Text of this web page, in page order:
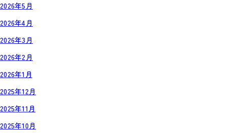
2026年5月
2026年4月
2026年3月
2026年2月
2026年1月
2025年12月
2025年11月
2025年10月